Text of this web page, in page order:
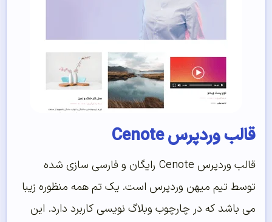
قالب وردپرس Cenote
قالب وردپرس Cenote رایگان و فارسی سازی شده
توسط تیم میهن وردپرس است. یک تم همه منظوره زیبا
می باشد که در چارچوب وبلاگ نویسی کاربرد دارد. این